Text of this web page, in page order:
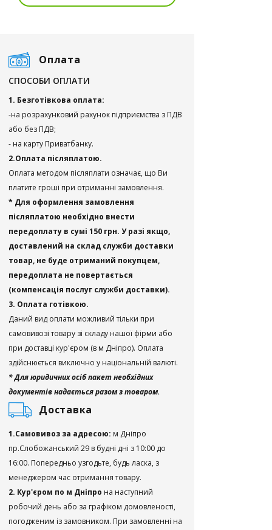
Оплата
СПОСОБИ ОПЛАТИ
1. Безготівкова оплата:
-на розрахунковий рахунок підприємства з ПДВ
або без ПДВ;
- на карту Приватбанку.
2.Оплата післяплатою.
Оплата методом післяплати означає, що Ви
платите гроші при отриманні замовлення.
* Для оформлення замовлення
післяплатою необхідно внести
передоплату в сумі 150 грн. У разі якщо,
доставлений на склад служби доставки
товар, не буде отриманий покупцем,
передоплата не повертається
(компенсація послуг служби доставки).
3. Оплата готівкою.
Даний вид оплати можливий тільки при
самовивозі товару зі складу нашої фірми або
при доставці кур'єром (в м Дніпро). Оплата
здійснюється виключно у національній валюті.
* Для юридичних осіб пакет необхідних
документів надається разом з товаром.
Доставка
1.Самовивоз за адресою: м Дніпро
пр.Слобожанський 29 в будні дні з 10:00 до
16:00. Попередньо узгодьте, будь ласка, з
менеджером час отримання товару.
2. Кур'єром по м Дніпро на наступний
робочий день або за графіком домовленості,
погодженим із замовником. При замовленні на